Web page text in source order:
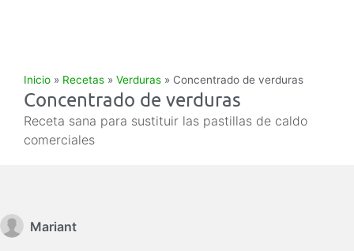
Inicio » Recetas » Verduras » Concentrado de verduras
Concentrado de verduras
Receta sana para sustituir las pastillas de caldo
comerciales
Mariant